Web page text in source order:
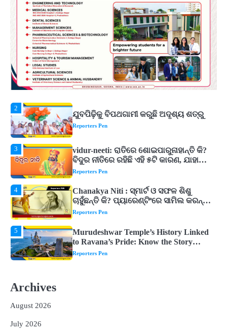
Behind the 123-Foot Shiva Statue by the
Reporters Pen
ମହାନଦୀରେ ବଢୁଛି ପାଣି, ହୀରାକୁଦରେ ୧୨ ଗେଟ୍
ଖୋଲିଲା
ଯୁବପିଢ଼ିକୁ ବିପଥଗାମୀ କରୁଛି ଅଦୃଶ୍ୟ ଶତ୍ରୁ
Reporters Pen
3
vidur-neeti: ରାତିରେ ଶୋଇପାରୁନାହାନ୍ତି କି?
ବିଦୁର ନୀତିରେ ରହିଛି ଏହି ୫ଟି କାରଣ, ଯାହା
ଉଡ଼ାଇ ଦିଏ ନିଦ
Reporters Pen
4
Chanakya Niti : ସ୍ମାର୍ଟ ଓ ସଫଳ ଶିଶୁ
ଚାହୁଁଛନ୍ତି କି? ପ୍ୟାରେଣ୍ଟିଂରେ ସାମିଲ କରନ୍ତୁ
ଚାଣକ୍ୟଙ୍କ ଏହି ୬ଟି କଥା
Reporters Pen
5
Murudeshwar Temple’s History Linked
to Ravana’s Pride: Know the Story
Behind the 123-Foot Shiva Statue by the
Sea
Reporters Pen
1
ମହାନଦୀରେ ବଢୁଛି ପାଣି, ହୀରାକୁଦରେ ୧୨ ଗେଟ୍
ଖୋଲିଲା
Reporters Pen
Archives
August 2026
July 2026